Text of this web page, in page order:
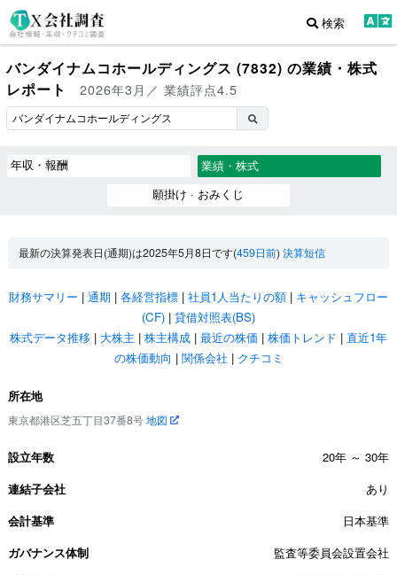
検索
バンダイナムコホールディングス (7832) の業績・株式
レポート
2026年3月／ 業績評点4.5
年収・報酬
業績・株式
願掛け · おみくじ
最新の決算発表日(通期)は2025年5月8日です(459日前)決算短信
財務サマリー | 通期 | 各経営指標 | 社員1人当たりの額 | キャッシュフロー
(CF) | 貸借対照表(BS)
株式データ推移 | 大株主 | 株主構成 | 最近の株価 | 株価トレンド | 直近1年
の株価動向 | 関係会社 | クチコミ
所在地
東京都港区芝五丁目37番8号地図
設立年数
20年 ～ 30年
連結子会社
あり
会計基準
日本基準
ガバナンス体制
監査等委員会設置会社